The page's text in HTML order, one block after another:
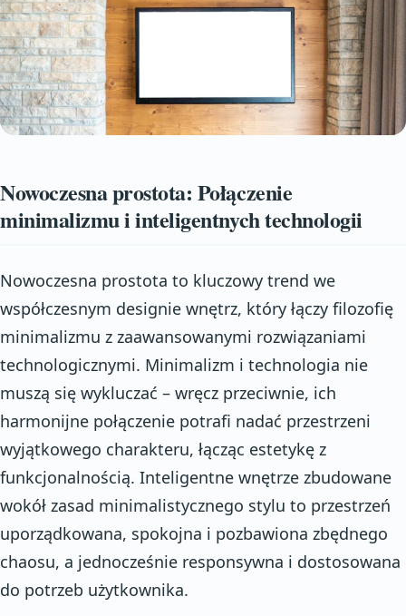
Nowoczesna prostota: Połączenie
minimalizmu i inteligentnych technologii
Nowoczesna prostota to kluczowy trend we
współczesnym designie wnętrz, który łączy filozofię
minimalizmu z zaawansowanymi rozwiązaniami
technologicznymi. Minimalizm i technologia nie
muszą się wykluczać – wręcz przeciwnie, ich
harmonijne połączenie potrafi nadać przestrzeni
wyjątkowego charakteru, łącząc estetykę z
funkcjonalnością. Inteligentne wnętrze zbudowane
wokół zasad minimalistycznego stylu to przestrzeń
uporządkowana, spokojna i pozbawiona zbędnego
chaosu, a jednocześnie responsywna i dostosowana
do potrzeb użytkownika.